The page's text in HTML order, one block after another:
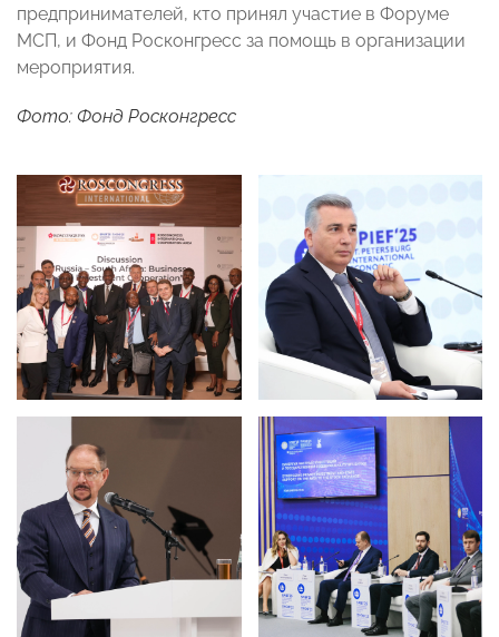
предпринимателей, кто принял участие в Форуме
МСП, и Фонд Росконгресс за помощь в организации
мероприятия.
Фото: Фонд Росконгресс